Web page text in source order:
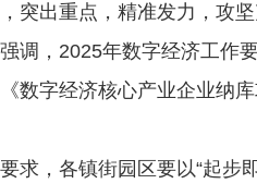
突出重点，精准发力，攻
调，2025年数字经济工作
数字经济核心产业企业纳
求，各镇街园区要以“起步